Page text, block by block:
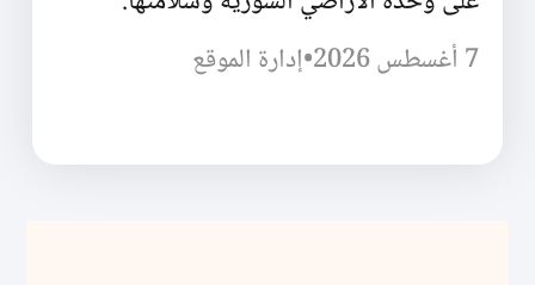
7 أغسطس 2026
•إدارة الموقع